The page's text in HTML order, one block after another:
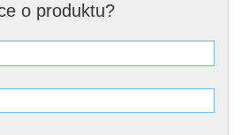
o produktu?